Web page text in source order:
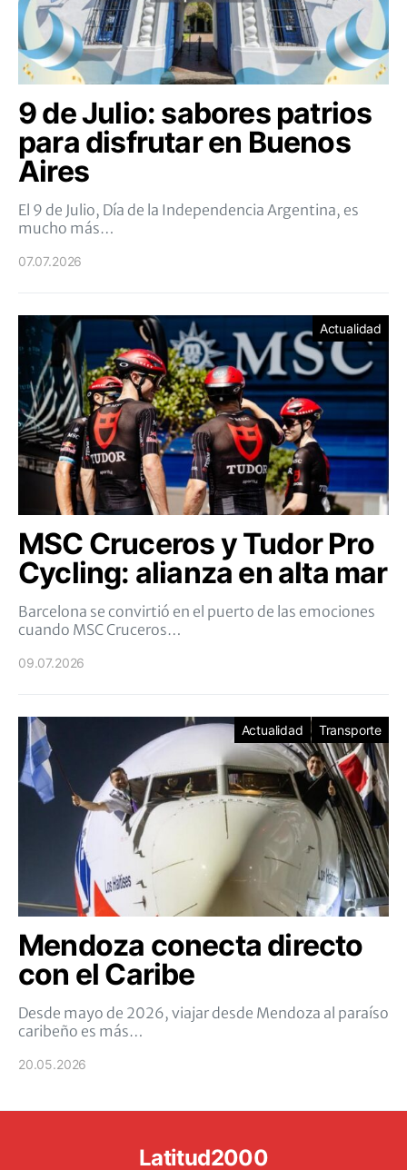
9 de Julio: sabores patrios
para disfrutar en Buenos
Aires
El 9 de Julio, Día de la Independencia Argentina, es
mucho más…
07.07.2026
Actualidad
MSC Cruceros y Tudor Pro
Cycling: alianza en alta mar
Barcelona se convirtió en el puerto de las emociones
cuando MSC Cruceros…
09.07.2026
Actualidad Transporte
Mendoza conecta directo
con el Caribe
Desde mayo de 2026, viajar desde Mendoza al paraíso
caribeño es más…
20.05.2026
Latitud2000